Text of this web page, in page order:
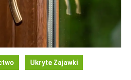
Ukryte Zajawki